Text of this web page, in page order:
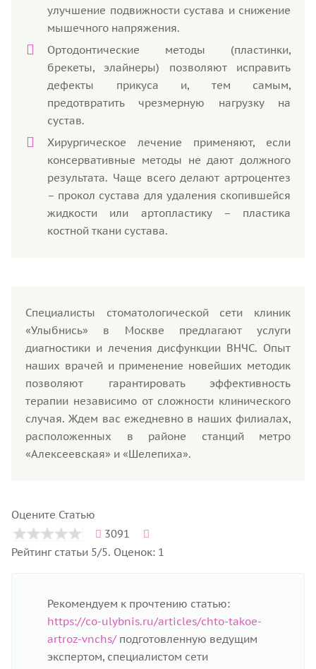
улучшение подвижности сустава и снижение
мышечного напряжения.
Ортодонтические методы (пластинки,
брекеты, элайнеры) позволяют исправить
дефекты прикуса и, тем самым,
предотвратить чрезмерную нагрузку на
сустав.
Хирургическое лечение применяют, если
консервативные методы не дают должного
результата. Чаще всего делают артроцентез
– прокол сустава для удаления скопившейся
жидкости или артопластику – пластика
костной ткани сустава.
Специалисты стоматологической сети клиник
«Улыбнись» в Москве предлагают услуги
диагностики и лечения дисфункции ВНЧС. Опыт
наших врачей и применение новейших методик
позволяют гарантировать эффективность
терапии независимо от сложности клинического
случая. Ждем вас ежедневно в наших филиалах,
расположенных в районе станций метро
«Алексеевская» и «Шелепиха».
Оцените Статью
3091
Рейтинг статьи 5/5. Оценок: 1
Рекомендуем к прочтению статью:
https://co-ulybnis.ru/articles/chto-takoe-
artroz-vnchs/подготовленную ведущим
экспертом, специалистом сети